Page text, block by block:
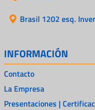
Brasil 1202 esq.
INFORMACIÓN
Contacto
La Empresa
Presentaciones |